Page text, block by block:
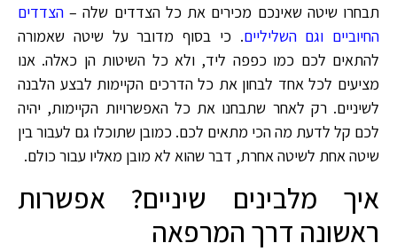
תבחרו שיטה שאינכם מכירים את כל הצדדים שלה – הצדדים
החיוביים וגם השליליים. כי בסוף מדובר על שיטה שאמורה
להתאים לכם כמו כפפה ליד, ולא כל השיטות הן כאלה. אנו
מציעים לכל אחד לבחון את כל הדרכים הקיימות לבצע הלבנה
לשיניים. רק לאחר שתבחנו את כל האפשרויות הקיימות, יהיה
לכם קל לדעת מה הכי מתאים לכם. כמובן שתוכלו גם לעבור בין
שיטה אחת לשיטה אחרת, דבר שהוא לא מובן מאליו עבור כולם.
איך מלבינים שיניים? אפשרות
ראשונה דרך המרפאה